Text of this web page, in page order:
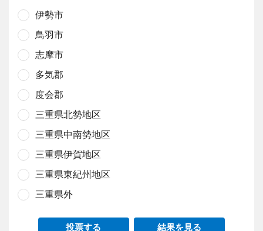
伊勢市
鳥羽市
志摩市
多気郡
度会郡
三重県北勢地区
三重県中南勢地区
三重県伊賀地区
三重県東紀州地区
三重県外
投票する 結果を見る